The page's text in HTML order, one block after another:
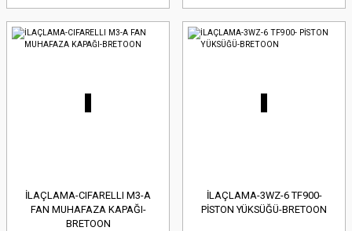
İLAÇLAMA-CIFARELLI M3-A
FAN MUHAFAZA KAPAĞI-
BRETOON
İLAÇLAMA-3WZ-6 TF900-
PİSTON YÜKSÜĞÜ-BRETOON